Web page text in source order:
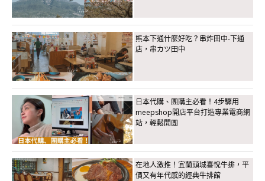
熊本下通什麼好吃？串炸田中-下通
店，串カツ田中
日本代購、團購主必看！4步驟用
meepshop開店平台打造專業電商網
站，輕鬆開團
在地人激推！宜蘭頭城喜悅牛排，平
價又有年代感的經典牛排館